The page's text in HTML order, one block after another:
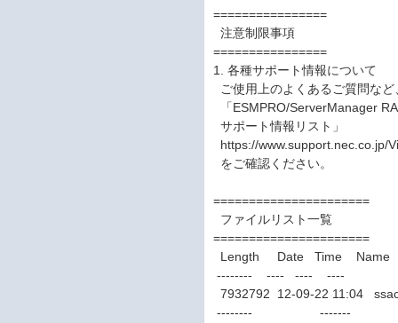
================
注意制限事項
================
1. 各種サポート情報について
ご使用上のよくあるご質問な
「ESMPRO/ServerManager
サポート情報リスト」
https://www.support.nec.co.jp/
をご確認ください。
======================
ファイルリスト一覧
======================
Length Date Time Name
-------- ---- ---- ----
7932792 12-09-22 11:04
-------- -------